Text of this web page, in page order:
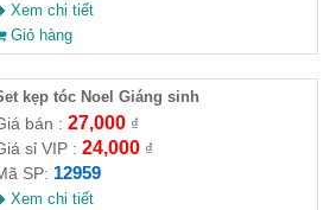
Xem chi tiết
Giỏ hàng
kẹp tóc Noel Giáng sinh
bán : 27,000₫
sỉ VIP : 24,000₫
SP: 12959
Xem chi tiết